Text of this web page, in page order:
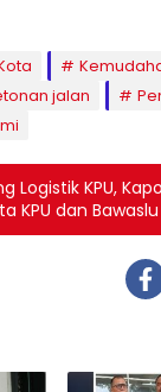
jalan
Logistik KPU,
KPU dan
dengan Polres